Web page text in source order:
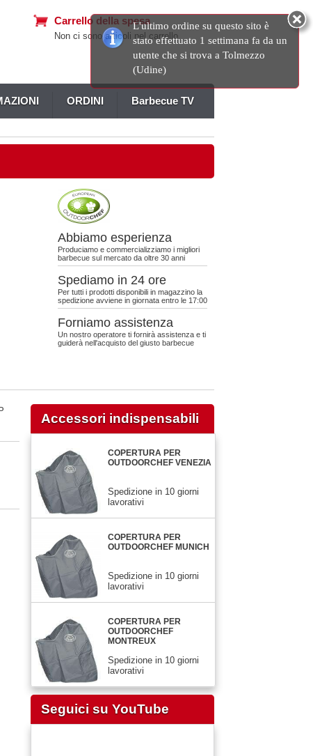
Carrello della spesa
Non ci sono articoli nel carrello
ORDINI Barbecue TV
Abbiamo esperienza
Produciamo e commercializziamo i migliori
barbecue sul mercato da oltre 30 anni
Spediamo in 24 ore
Per tutti i prodotti disponibili in magazzino la
spedizione avviene in giornata entro le 17:00
Forniamo assistenza
Un nostro operatore ti fornirà assistenza e ti
guiderà nell'acquisto del giusto barbecue
Accessori indispensabili
COPERTURA PER
OUTDOORCHEF VENEZIA
Spedizione in 10 giorni
lavorativi
COPERTURA PER
OUTDOORCHEF MUNICH
Spedizione in 10 giorni
lavorativi
COPERTURA PER
OUTDOORCHEF
MONTREUX
Spedizione in 10 giorni
lavorativi
Seguici su YouTube
L'ultimo ordine su questo sito è
stato effettuato 1 settimana fa da un
utente che si trova a Tolmezzo
(Udine)